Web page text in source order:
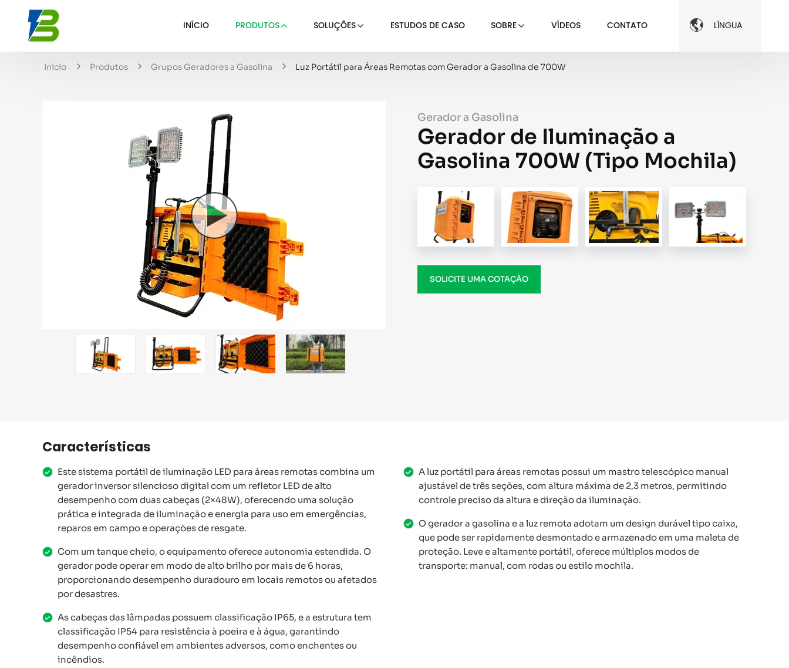
 LÍNGUA
INÍCIO PRODUTOS SOLUÇÕES ESTUDOS DE CASO SOBRE VÍDEOS CONTATO
Início Produtos Grupos Geradores a Gasolina Luz Portátil para Áreas Remotas com Gerador a Gasolina de 700W
Gerador a Gasolina
Gerador de Iluminação a
Gasolina 700W (Tipo Mochila)
SOLICITE UMA COTAÇÃO
Características
Este sistema portátil de iluminação LED para áreas remotas combina um
gerador inversor silencioso digital com um refletor LED de alto
desempenho com duas cabeças (2×48W), oferecendo uma solução
prática e integrada de iluminação e energia para uso em emergências,
reparos em campo e operações de resgate.
Com um tanque cheio, o equipamento oferece autonomia estendida. O
gerador pode operar em modo de alto brilho por mais de 6 horas,
proporcionando desempenho duradouro em locais remotos ou afetados
por desastres.
As cabeças das lâmpadas possuem classificação IP65, e a estrutura tem
classificação IP54 para resistência à poeira e à água, garantindo
desempenho confiável em ambientes adversos, como enchentes ou
incêndios.
A luz portátil para áreas remotas possui um mastro telescópico manual
ajustável de três seções, com altura máxima de 2,3 metros, permitindo
controle preciso da altura e direção da iluminação.
O gerador a gasolina e a luz remota adotam um design durável tipo caixa,
que pode ser rapidamente desmontado e armazenado em uma maleta de
proteção. Leve e altamente portátil, oferece múltiplos modos de
transporte: manual, com rodas ou estilo mochila.